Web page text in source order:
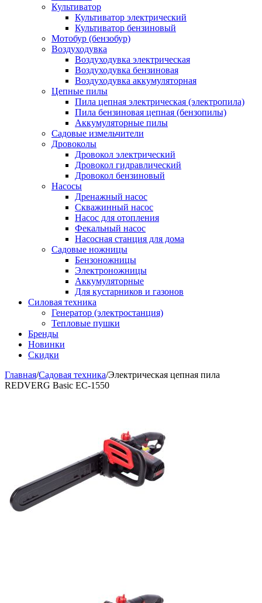
Культиватор
Культиватор электрический
Культиватор бензиновый
Мотобур (бензобур)
Воздуходувка
Воздуходувка электрическая
Воздуходувка бензиновая
Воздуходувка аккумуляторная
Цепные пилы
Пила цепная электрическая (электропила)
Пила бензиновая цепная (бензопилы)
Аккумуляторные пилы
Садовые измельчители
Дровоколы
Дровокол электрический
Дровокол гидравлический
Дровокол бензиновый
Насосы
Дренажный насос
Скважинный насос
Насос для отопления
Фекальный насос
Насосная станция для дома
Садовые ножницы
Бензоножницы
Электроножницы
Аккумуляторные
Для кустарников и газонов
Силовая техника
Генератор (электростанция)
Тепловые пушки
Бренды
Новинки
Скидки
Главная/Садовая техника/Электрическая цепная пила
REDVERG Basic EC-1550